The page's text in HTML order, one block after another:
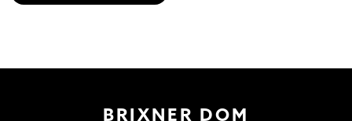
BRIXNER DOM